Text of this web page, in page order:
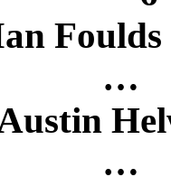
…
…